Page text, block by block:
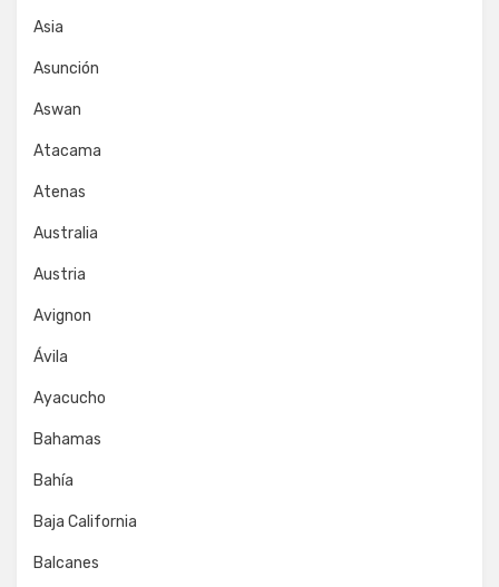
Asia
Asunción
Aswan
Atacama
Atenas
Australia
Austria
Avignon
Ávila
Ayacucho
Bahamas
Bahía
Baja California
Balcanes